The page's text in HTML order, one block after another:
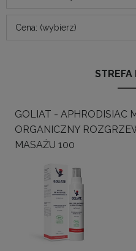
Cena: (wybierz)
STREFA
GOLIAT - APHRODISIAC
ORGANICZNY
MASAŻU 100